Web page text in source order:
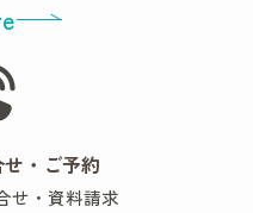
・ご予約
せ・資料請求